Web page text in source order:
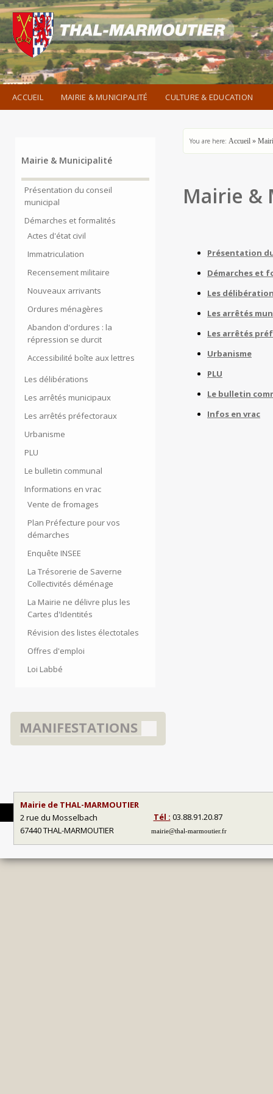
ACCUEIL MAIRIE & MUNICIPALITÉ CULTURE & EDUCATION
Mairie & Municipalité
Présentation du conseil
municipal
Démarches et formalités
Actes d'état civil
Immatriculation
Recensement militaire
Nouveaux arrivants
Ordures ménagères
Abandon d'ordures : la
répression se durcit
Accessibilité boîte aux lettres
Les délibérations
Les arrêtés municipaux
Les arrêtés préfectoraux
Urbanisme
PLU
Le bulletin communal
Informations en vrac
Vente de fromages
Plan Préfecture pour vos
démarches
Enquête INSEE
La Trésorerie de Saverne
Collectivités déménage
La Mairie ne délivre plus les
Cartes d'Identités
Révision des listes électotales
Offres d'emploi
Loi Labbé
MANIFESTATIONS
You are here: Accueil »
Mairie &
Présentation
Démarches et
Les
Les arrêtés
Les arrêtés
Urbanisme
PLU
Le bulletin
Infos en vrac
Mairie de THAL-MARMOUTIER
2 rue du Mosselbach
67440 THAL-MARMOUTIER
Tél : 03.88.91.20.87
mairie@thal-marmoutier.fr